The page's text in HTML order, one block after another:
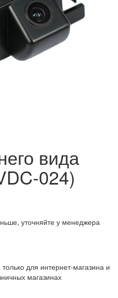
вида
024)
уточняйте у менеджера
для интернет-магазина и
магазинах